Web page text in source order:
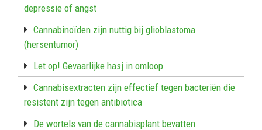
depressie of angst
Cannabinoïden zijn nuttig bij glioblastoma
(hersentumor)
Let op! Gevaarlijke hasj in omloop
Cannabisextracten zijn effectief tegen bacteriën die
resistent zijn tegen antibiotica
De wortels van de cannabisplant bevatten